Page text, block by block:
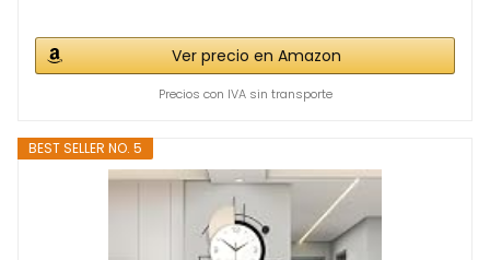
Ver precio en Amazon
Precios con IVA sin transporte
BEST SELLER NO. 5